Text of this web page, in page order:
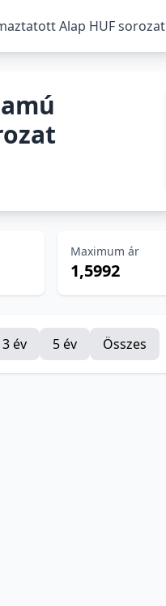
Alap HUF sorozat
Maximum ár
1,5992
3 év 5 év Összes